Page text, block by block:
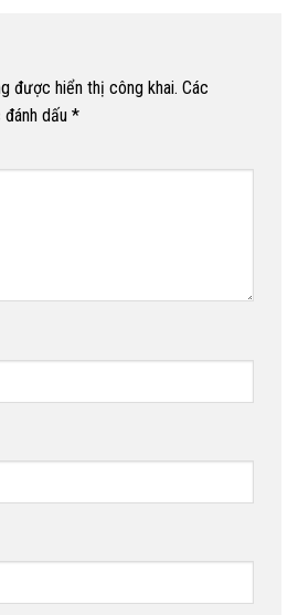
được hiển thị công khai. Các
dấu *